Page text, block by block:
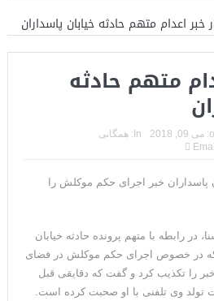
نفت ایران را فلج کرد/آمریکا: خفه
بودن برای ترامپ غیرقابل‌تحمل
گزارش‌ها موجب گستاخ‌تر شدن حکومت
خبر اعدام متهم حادثه خیابان پاسداران
متهم حادثه
می 09, 2018 In:
همگانی
Email
پاسداران خبر اجرای حکم موکلش را
در رابطه با متهم پرونده حادثه خیابان
که در خصوص اجرای حکم موکلش در فضای
را تکذیب کرد و گفت که دقایقی قبل
تولد وی تلفنی با او صحبت کرده است.